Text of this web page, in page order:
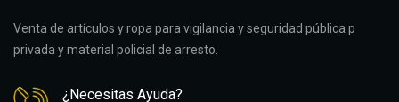
Venta de artículos y ropa para vigilancia y seguridad pública p
privada y material policial de arresto.
¿Necesitas Ayuda?